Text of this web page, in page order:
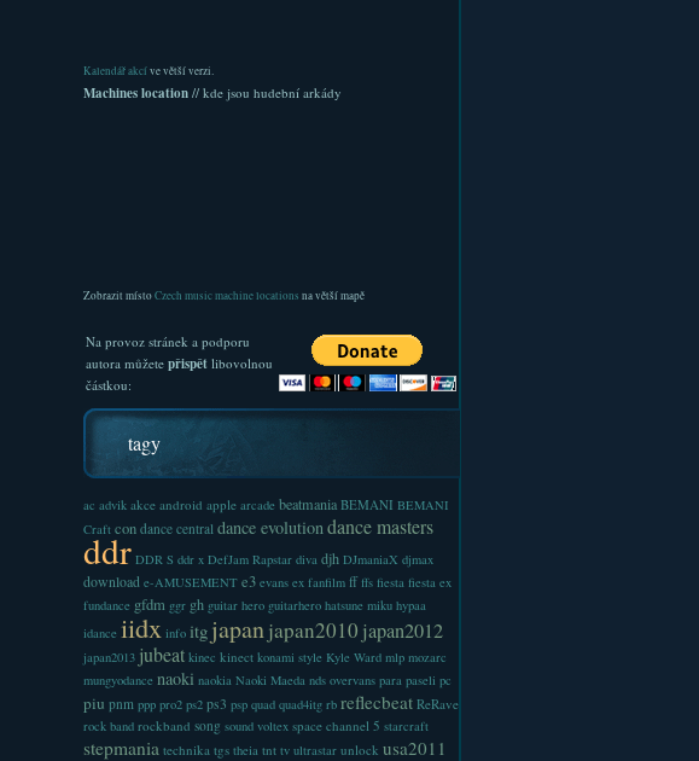
Kalendář akcíve větší verzi.
Machines location// kde jsou hudební arkády
Zobrazit místoCzech music machine locations na větší mapě
Na provoz stránek a podporu
autora můžete přispětlibovolnou
částkou:
tagy
ac advik akce android apple arcade beatmania BEMANI BEMANI
Craft con dance central dance evolutiondance masters
ddr DDR S ddr x DefJam Rapstar diva djh DJmaniaX djmax
download e-AMUSEMENT e3 evans ex fanfilm ff ffs fiesta fiesta ex
fundance gfdm ggr gh guitar hero guitarhero hatsune miku hypaa
idance iidx info itg japanjapan2010 japan2012
japan2013 jubeat kinec kinect konami style Kyle Ward mlp mozarc
mungyodance naoki naokia Naoki Maeda nds overvans para paseli pc
piu pnm ppp pro2 ps2 ps3 psp quad quad4itg rb reflecbeat ReRave
rock band rockband song sound voltex space channel 5 starcraft
stepmania technika tgs theia tnt tv ultrastar unlock usa2011